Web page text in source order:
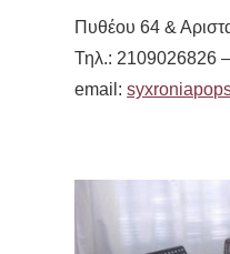
Πυθέου 64 &
Τηλ.: 2109026826
email: